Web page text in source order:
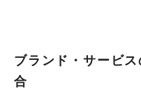
ブランド・サービ
合